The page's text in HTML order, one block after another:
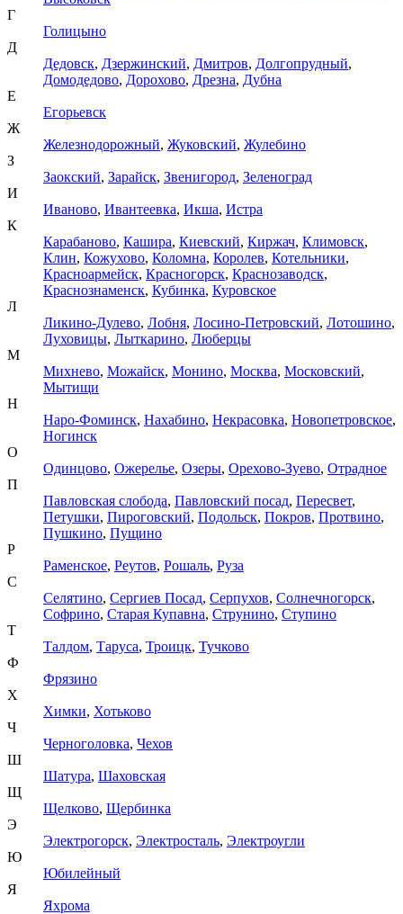
Г
Голицыно
Д
Дедовск, Дзержинский, Дмитров, Долгопрудный,
Домодедово, Дорохово, Дрезна, Дубна
Е
Егорьевск
Ж
Железнодорожный, Жуковский, Жулебино
З
Заокский, Зарайск, Звенигород, Зеленоград
И
Иваново, Ивантеевка, Икша, Истра
К
Карабаново, Кашира, Киевский, Киржач, Климовск,
Клин, Кожухово, Коломна, Королев, Котельники,
Красноармейск, Красногорск, Краснозаводск,
Краснознаменск, Кубинка, Куровское
Л
Ликино-Дулево, Лобня, Лосино-Петровский, Лотошино,
Луховицы, Лыткарино, Люберцы
М
Михнево, Можайск, Монино, Москва, Московский,
Мытищи
Н
Наро-Фоминск, Нахабино, Некрасовка, Новопетровское,
Ногинск
О
Одинцово, Ожерелье, Озеры, Орехово-Зуево, Отрадное
П
Павловская слобода, Павловский посад, Пересвет,
Петушки, Пироговский, Подольск, Покров, Протвино,
Пушкино, Пущино
Р
Раменское, Реутов, Рошаль, Руза
С
Селятино, Сергиев Посад, Серпухов, Солнечногорск,
Софрино, Старая Купавна, Струнино, Ступино
Т
Талдом, Таруса, Троицк, Тучково
Ф
Фрязино
Х
Химки, Хотьково
Ч
Черноголовка, Чехов
Ш
Шатура, Шаховская
Щ
Щелково, Щербинка
Э
Электрогорск, Электросталь, Электроугли
Ю
Юбилейный
Я
Яхрома